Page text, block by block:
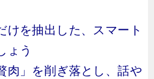
けを抽出した、スマート
ょう
肉」を削ぎ落とし、話や